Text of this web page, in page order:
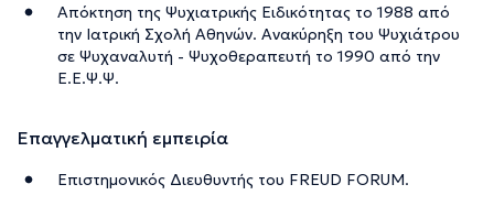
Απόκτηση της Ψυχιατρικής Ειδικότητας το 1988 από
την Ιατρική Σχολή Αθηνών. Ανακύρηξη του Ψυχιάτρου
σε Ψυχαναλυτή - Ψυχοθεραπευτή το 1990 από την
Ε.Ε.Ψ.Ψ.
Επαγγελματική εμπειρία
Επιστημονικός Διευθυντής του FREUD FORUM.